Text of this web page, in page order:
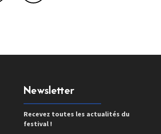
Newsletter
Recevez toutes les actualités du
festival !